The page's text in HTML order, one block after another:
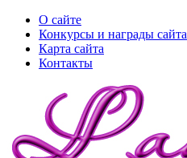
О сайте
Конкурсы и награды сайта
Карта сайта
Контакты